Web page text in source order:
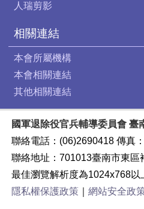
人瑞剪影
相關連結
本會所屬機構
本會相關連結
其他相關連結
國軍退除役官兵輔導委員會 臺
聯絡電話：(06)2690418 傳真
聯絡地址：701013臺南市東區
最佳瀏覽解析度為1024x768以
隱私權保護政策｜ 網站安全政